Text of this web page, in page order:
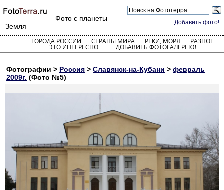
Добавить фото!
Фото с планеты
Земля
ГОРОДА РОССИИ СТРАНЫ МИРА РЕКИ, МОРЯ РАЗНОЕ
ЭТО ИНТЕРЕСНО ДОБАВИТЬ ФОТОГАЛЕРЕЮ!
Фотографии > Россия > Славянск-на-Кубани > февраль
2009г. (Фото №5)